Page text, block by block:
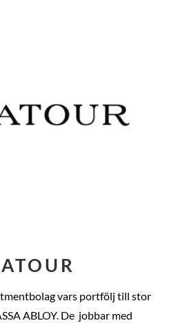
vars portfölj till stor
ABLOY. De jobbar med